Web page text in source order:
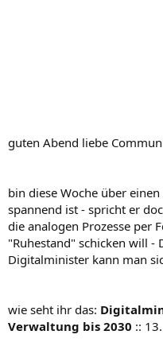
guten Abend liebe
bin diese Woche über
spannend ist - spricht er
die analogen Prozesse per
"Ruhestand" schicken will -
Digitalminister kann man
wie seht ihr das:
Verwaltung bis 2030 ::